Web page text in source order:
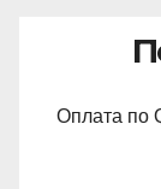
Оплата по